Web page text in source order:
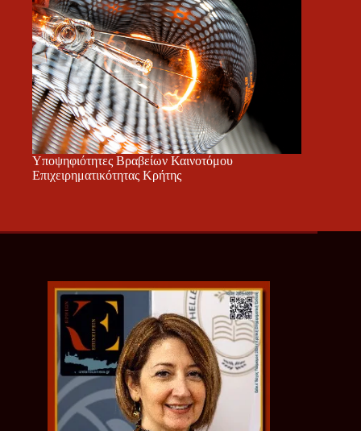
Υποψηφιότητες Βραβείων Καινοτόμου
Επιχειρηματικότητας Κρήτης